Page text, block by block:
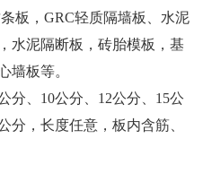
板，GRC轻质隔墙板、水泥
水泥隔断板，砖胎模板，基
墙板等。
、10公分、12公分、15公
分，长度任意，板内含筋、